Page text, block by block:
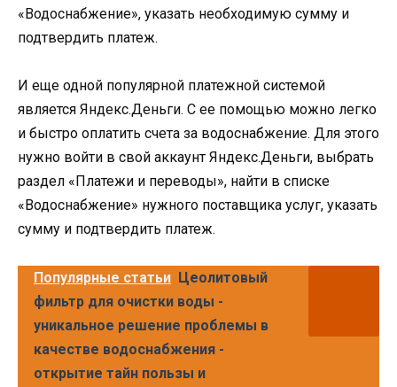
«Водоснабжение», указать необходимую сумму и
подтвердить платеж.
И еще одной популярной платежной системой
является Яндекс.Деньги. С ее помощью можно легко
и быстро оплатить счета за водоснабжение. Для этого
нужно войти в свой аккаунт Яндекс.Деньги, выбрать
раздел «Платежи и переводы», найти в списке
«Водоснабжение» нужного поставщика услуг, указать
сумму и подтвердить платеж.
Популярные статьи Цеолитовый
фильтр для очистки воды -
уникальное решение проблемы в
качестве водоснабжения -
открытие тайн пользы и